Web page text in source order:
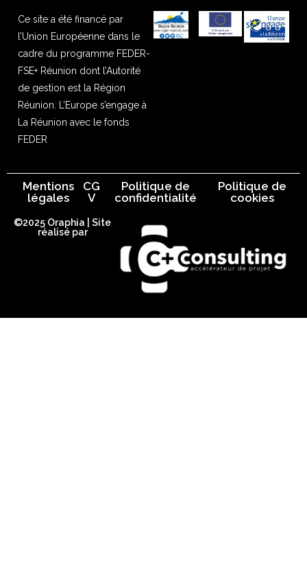
Ce site a été financé par
l’Union Européenne dans le
cadre du programme FEDER-
FSE+ Réunion dont l’Autorité
de gestion est la Région
Réunion. L’Europe s’engage à
La Réunion avec le fonds
FEDER
Mentions
légales
CG
V
Politique de
confidentialité
Politique de
cookies
©2025 Oraphia | Site
réalisé par